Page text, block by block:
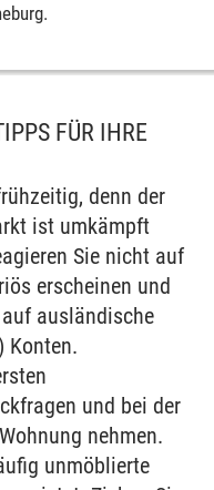
FÜR IHRE
denn der
ist umkämpft
Sie nicht auf
erscheinen und
ausländische
Konten.
und bei der
nehmen.
unmöblierte